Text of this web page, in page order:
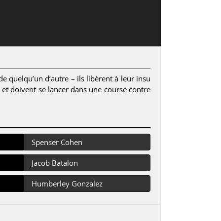
quelqu’un d’autre – ils libèrent à leur insu
doivent se lancer dans une course contre
Spenser Cohen
Jacob Batalon
Humberley Gonzalez